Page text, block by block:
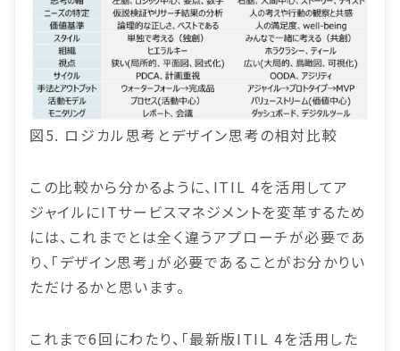
図5. ロジカル思考とデザイン思考の相対比較
この比較から分かるように、ITIL 4を活用してア
ジャイルにITサービスマネジメントを変革するため
には、これまでとは全く違うアプローチが必要であ
り、「デザイン思考」が必要であることがお分かりい
ただけるかと思います。
これまで6回にわたり、「最新版ITIL 4を活用した